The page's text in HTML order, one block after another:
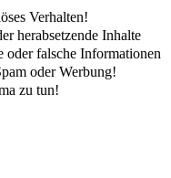
Verhalten!
herabsetzende Inhalte
oder falsche Informationen
oder Werbung!
zu tun!